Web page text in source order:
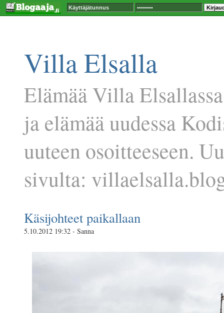
Villa Elsalla
Elämää Villa
ja elämää uudessa
uuteen osoitteeseen.
sivulta:
Käsijohteet paikallaan
5.10.2012 19:32 - Sanna